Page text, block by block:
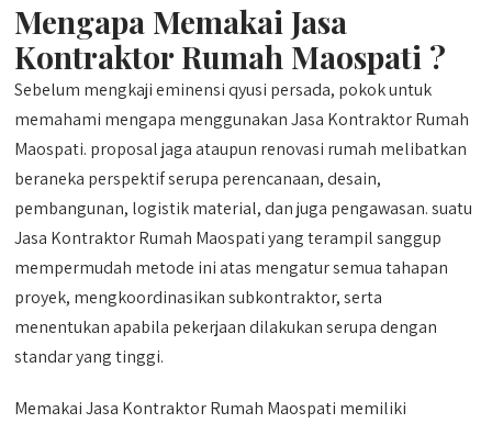
Mengapa Memakai Jasa
Kontraktor Rumah Maospati ?
Sebelum mengkaji eminensi qyusi persada, pokok untuk
memahami mengapa menggunakan Jasa Kontraktor Rumah
Maospati. proposal jaga ataupun renovasi rumah melibatkan
beraneka perspektif serupa perencanaan, desain,
pembangunan, logistik material, dan juga pengawasan. suatu
Jasa Kontraktor Rumah Maospati yang terampil sanggup
mempermudah metode ini atas mengatur semua tahapan
proyek, mengkoordinasikan subkontraktor, serta
menentukan apabila pekerjaan dilakukan serupa dengan
standar yang tinggi.
Memakai Jasa Kontraktor Rumah Maospati memiliki